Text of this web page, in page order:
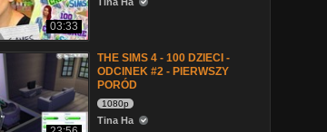
03:33
THE SIMS 4 - 100 DZIECI -
ODCINEK #2 - PIERWSZY
PORÓD
1080p
Tina Ha